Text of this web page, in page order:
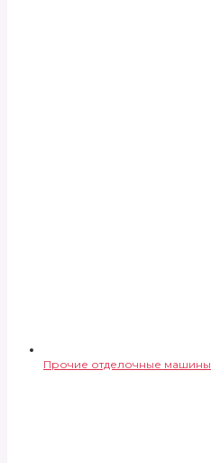
Прочие отделочные машины